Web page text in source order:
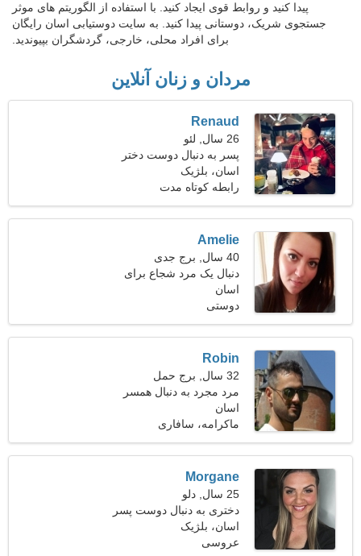
پیدا کنید و روابط قوی ایجاد کنید. با استفاده از الگوریتم های موثر
جستجوی شریک، دوستانی پیدا کنید. به سایت دوستیابی اسان رایگان
برای افراد محلی، خارجی، گردشگران بپیوندید.
مردان و زنان آنلاین
Renaud
26 سال, لئو
پسر به دنبال دوست دختر
است 26-30
اسان، بلژیک
رابطه کوتاه مدت
Amelie
40 سال, برج جدی
دنبال یک مرد شجاع برای
سفر مشترک هستم
اسان
دوستی
Robin
32 سال, برج حمل
مرد مجرد به دنبال همسر
اسان
ماکرامه، سافاری
Morgane
25 سال, دلو
دختری به دنبال دوست پسر
اسان، بلژیک
عروسی